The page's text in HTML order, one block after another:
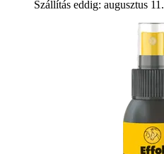
Szállítás eddig: augusztus 11.